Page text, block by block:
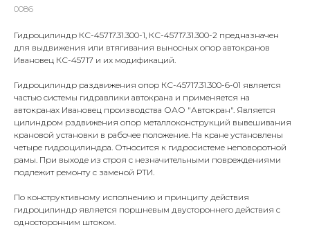
0086
Гидроцилиндр КС-45717.31.300-1, КС-45717.31.300-2 предназначен
для выдвижения или втягивания выносных опор автокранов
Ивановец КС-45717 и их модификаций.
Гидроцилиндр раздвижения опор КС-45717.31.300-6-01 является
частью системы гидравлики автокрана и применяется на
автокранах Ивановец производства ОАО "Автокран". Является
цилиндром рздвижения опор металлоконструкций вывешивания
крановой установки в рабочее положение. На кране установлены
четыре гидроцилиндра. Относится к гидросистеме неповоротной
рамы. При выходе из строя с незначительными повреждениями
подлежит ремонту с заменой РТИ.
По конструктивному исполнению и принципу действия
гидроцилиндр является поршневым двустороннего действия с
односторонним штоком.